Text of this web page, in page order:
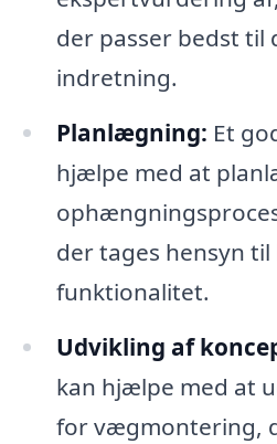
der passer bedst
indretning.
Planlægning: Et
hjælpe med at
der tages hensyn
funktionalitet.
Udvikling af
kan hjælpe med at
for vægmontering,